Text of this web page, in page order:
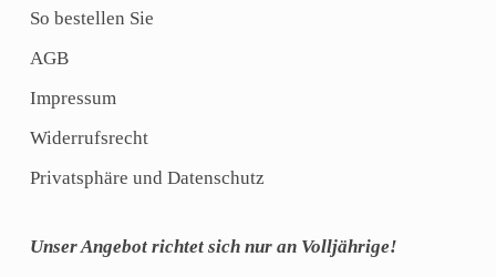
So bestellen Sie
AGB
Impressum
Widerrufsrecht
Privatsphäre und Datenschutz
Unser Angebot richtet sich nur an Volljährige!